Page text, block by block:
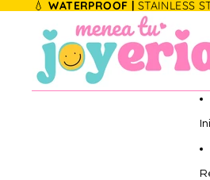
💧WATERPROOF | STAINLESS